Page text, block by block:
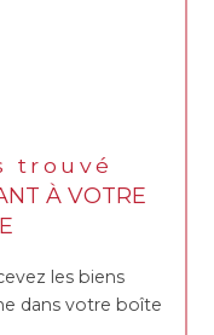
trouvé
À VOTRE
les biens
dans votre boîte